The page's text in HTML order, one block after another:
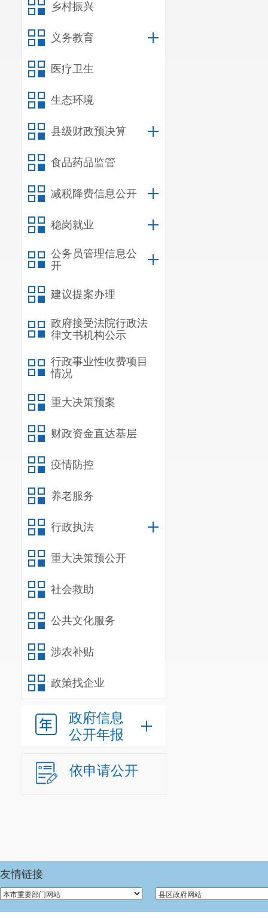
乡村振兴
义务教育
医疗卫生
生态环境
县级财政预决算
食品药品监管
减税降费信息公开
稳岗就业
公务员管理信息公
开
建议提案办理
政府接受法院行政法
律文书机构公示
行政事业性收费项目
情况
重大决策预案
财政资金直达基层
疫情防控
养老服务
行政执法
重大决策预公开
社会救助
公共文化服务
涉农补贴
政策找企业
政府信息
公开年报
依申请公开
友情链接